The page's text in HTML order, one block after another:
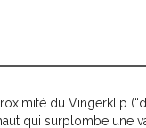
du Vingerklip
qui surplombe une